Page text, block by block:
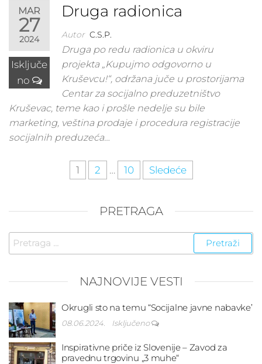
MAR
27
2024
Isključe
no
Druga radionica
Autor C.S.P.
Druga po redu radionica u okviru
projekta „Kupujmo odgovorno u
Kruševcu!“, održana juče u prostorijama
Centar za socijalno preduzetništvo
Kruševac, teme kao i prošle nedelje su bile
marketing, veština prodaje i procedura registracije
socijalnih preduzeća…
Kretanje1 2 … 10 Sledeće
PRETRAGA
Pretraga
za:
NAJNOVIJE VESTI
Okrugli sto na temu “Socijalne javne nabavke’
08.06.2024. Isključeno
Inspirativne priče iz Slovenije – Zavod za
pravednu trgovinu „3 muhe“